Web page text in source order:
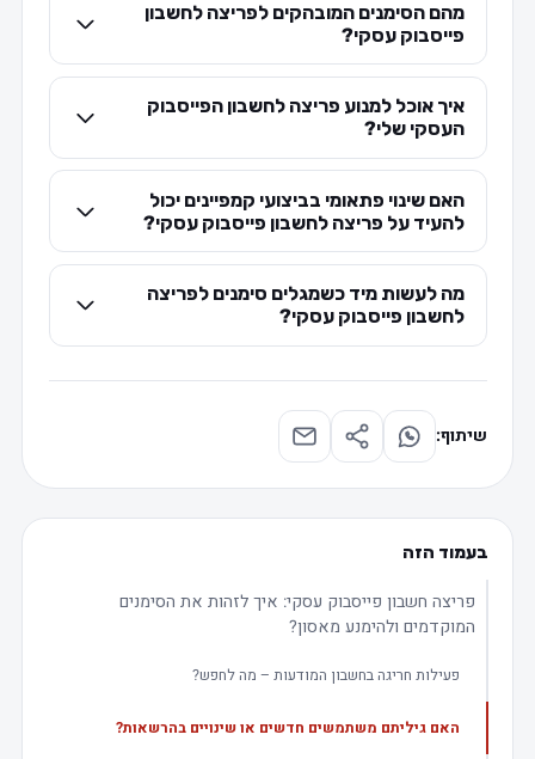
מהם הסימנים המובהקים לפריצה לחשבון
פייסבוק עסקי?
איך אוכל למנוע פריצה לחשבון הפייסבוק
העסקי שלי?
האם שינוי פתאומי בביצועי קמפיינים יכול
להעיד על פריצה לחשבון פייסבוק עסקי?
מה לעשות מיד כשמגלים סימנים לפריצה
לחשבון פייסבוק עסקי?
שיתוף:
בעמוד הזה
פריצה חשבון פייסבוק עסקי: איך לזהות את הסימנים
המוקדמים ולהימנע מאסון?
פעילות חריגה בחשבון המודעות – מה לחפש?
האם גיליתם משתמשים חדשים או שינויים בהרשאות?